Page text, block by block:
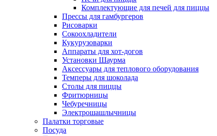
Комплектующие для печей для пиццы
Прессы для гамбургеров
Рисоварки
Сокоохладители
Кукурузоварки
Аппараты для хот-догов
Установки Шаурма
Аксессуары для теплового оборудования
Темперы для шоколада
Столы для пиццы
Фритюрницы
Чебуречницы
Электрошашлычницы
Палатки торговые
Посуда